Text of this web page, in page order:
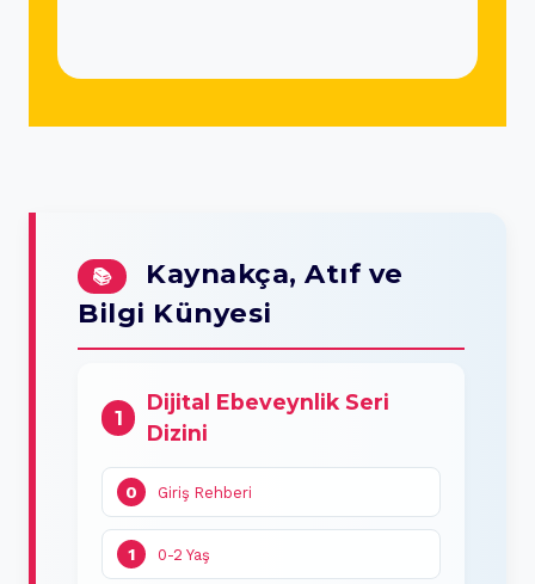
📚
Kaynakça, Atıf ve
Bilgi Künyesi
1
Dijital Ebeveynlik Seri
Dizini
0 Giriş Rehberi
1 0-2 Yaş